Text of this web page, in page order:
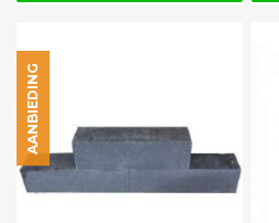
AANBIEDING